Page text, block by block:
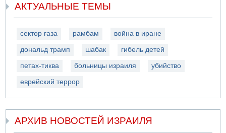
АКТУАЛЬНЫЕ ТЕМЫ
сектор газа рамбам война в иране
дональд трамп шабак гибель детей
петах-тиква больницы израиля убийство
еврейский террор
АРХИВ НОВОСТЕЙ ИЗРАИЛЯ